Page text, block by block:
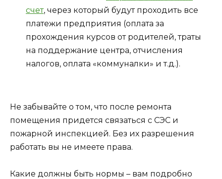
счет, через который будут проходить все
платежи предприятия (оплата за
прохождения курсов от родителей, траты
на поддержание центра, отчисления
налогов, оплата «коммуналки» и т.д.).
Не забывайте о том, что после ремонта
помещения придется связаться с СЭС и
пожарной инспекцией. Без их разрешения
работать вы не имеете права.
Какие должны быть нормы – вам подробно